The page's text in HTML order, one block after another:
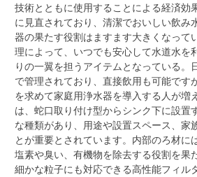
技術とともに使用することによる経済効
に見直されており、清潔でおいしい飲み
器の果たす役割はますます大きくなって
理によって、いつでも安心して水道水を
りの一翼を担うアイテムとなっている。
で管理されており、直接飲用も可能です
を求めて家庭用浄水器を導入する人が増
は、蛇口取り付け型からシンク下に設置
な種類があり、用途や設置スペース、家
とが重要とされています。内部のろ材に
塩素や臭い、有機物を除去する役割を果
細かな粒子にも対応できる高性能フィル